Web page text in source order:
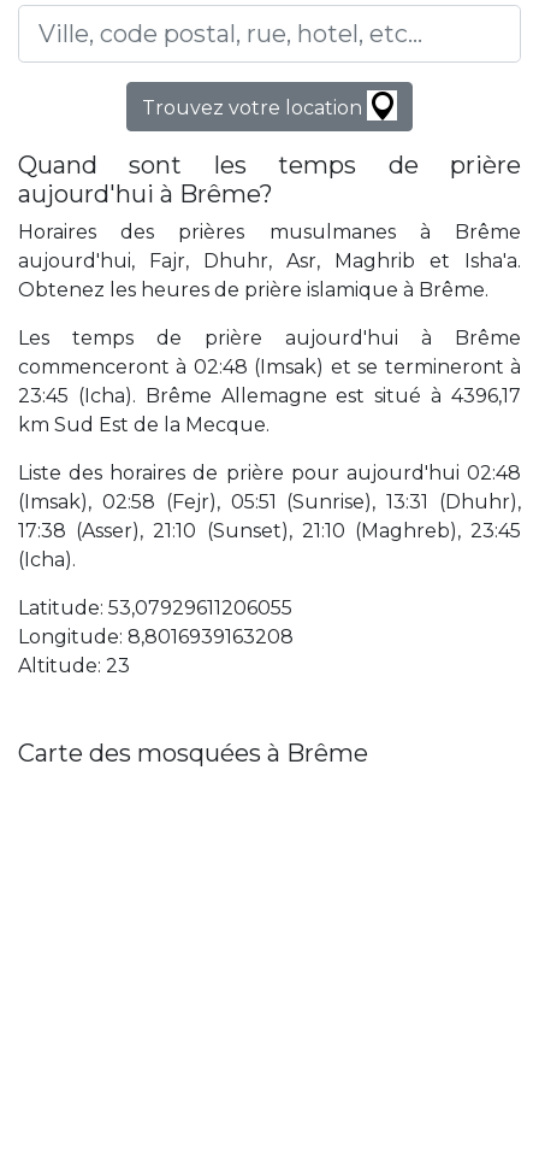
Trouvez votre location
Quand sont les temps de prière
aujourd'hui à Brême?
Horaires des prières musulmanes à Brême
aujourd'hui, Fajr, Dhuhr, Asr, Maghrib et Isha'a.
Obtenez les heures de prière islamique à Brême.
Les temps de prière aujourd'hui à Brême
commenceront à 02:48 (Imsak) et se termineront à
23:45 (Icha). Brême Allemagne est situé à 4396,17
km Sud Est de la Mecque.
Liste des horaires de prière pour aujourd'hui 02:48
(Imsak), 02:58 (Fejr), 05:51 (Sunrise), 13:31 (Dhuhr),
17:38 (Asser), 21:10 (Sunset), 21:10 (Maghreb), 23:45
(Icha).
Latitude: 53,07929611206055
Longitude: 8,8016939163208
Altitude: 23
Carte des mosquées à Brême